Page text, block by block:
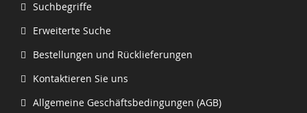
Suchbegriffe
Erweiterte Suche
Bestellungen und Rücklieferungen
Kontaktieren Sie uns
Allgemeine Geschäftsbedingungen (AGB)